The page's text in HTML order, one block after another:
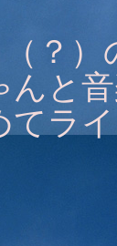
（？
んと
てラ